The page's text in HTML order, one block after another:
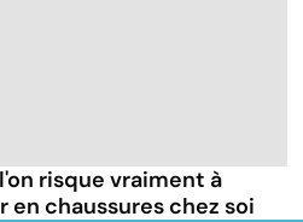
risque vraiment à
en chaussures chez soi